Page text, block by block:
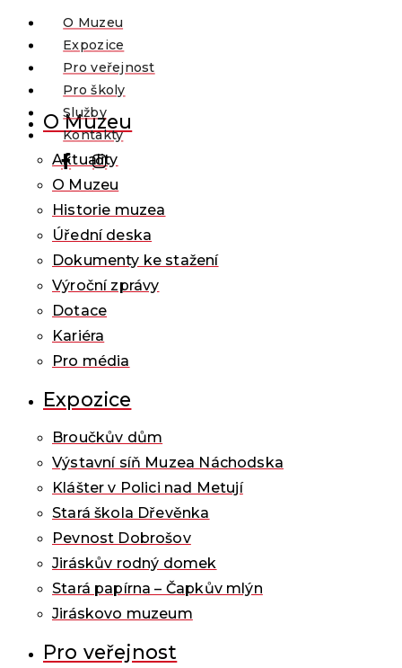
O Muzeu
Expozice
Pro veřejnost
Pro školy
Služby
Kontakty
O Muzeu
Aktuality
O Muzeu
Historie muzea
Úřední deska
Dokumenty ke stažení
Výroční zprávy
Dotace
Kariéra
Pro média
Expozice
Broučkův dům
Výstavní síň Muzea Náchodska
Klášter v Polici nad Metují
Stará škola Dřevěnka
Pevnost Dobrošov
Jiráskův rodný domek
Stará papírna – Čapkův mlýn
Jiráskovo muzeum
Pro veřejnost